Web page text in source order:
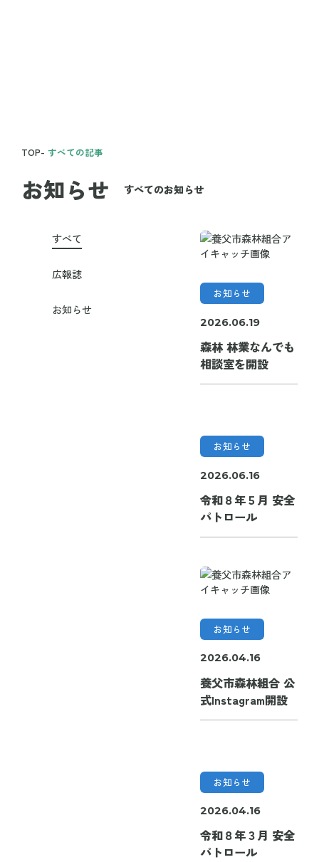
TOP- すべての記事
お知らせ すべてのお知らせ
すべて
広報誌
お知らせ
お知らせ
2026.06.19
森林 林業なんでも
相談室を開設
お知らせ
2026.06.16
令和８年５月 安全
パトロール
お知らせ
2026.04.16
養父市森林組合 公
式Instagram開設
お知らせ
2026.04.16
令和８年３月 安全
パトロール